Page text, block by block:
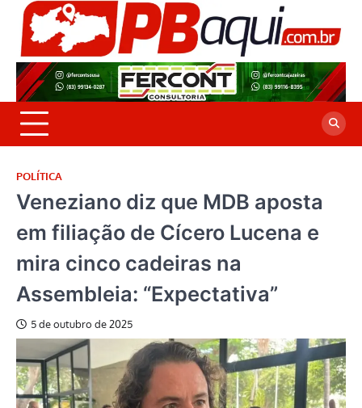
Skip
content
POLÍTICA
Veneziano diz que MDB aposta
em filiação de Cícero Lucena e
mira cinco cadeiras na
Assembleia: “Expectativa”
5 de outubro de 2025